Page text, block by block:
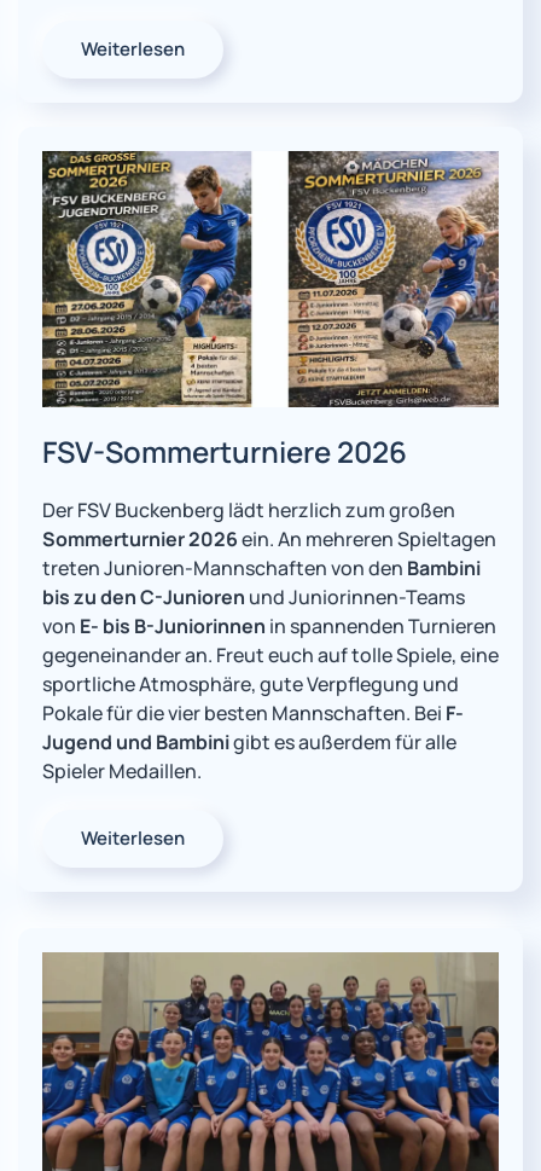
Weiterlesen
FSV-Sommerturniere 2026
Der FSV Buckenberg lädt herzlich zum großen
Sommerturnier 2026ein. An mehreren Spieltagen
treten Junioren-Mannschaften von den Bambini
bis zu den C-Junioren und Juniorinnen-Teams
von E- bis B-Juniorinnen in spannenden Turnieren
gegeneinander an. Freut euch auf tolle Spiele, eine
sportliche Atmosphäre, gute Verpflegung und
Pokale für die vier besten Mannschaften. Bei F-
Jugend und Bambinigibt es außerdem für alle
Spieler Medaillen.
Weiterlesen